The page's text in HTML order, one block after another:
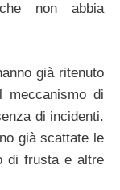
non abbia
già ritenuto
meccanismo di
di incidenti.
già scattate le
di frusta e altre